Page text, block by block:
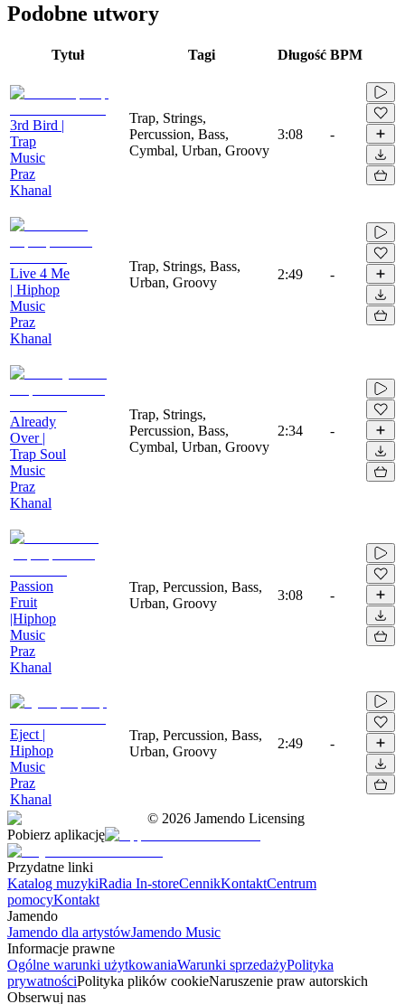
Podobne utwory
Tytuł Tagi Długość BPM
3rd Bird |
Trap
Music
Praz
Khanal
Trap, Strings,
Percussion, Bass,
Cymbal, Urban, Groovy
3:08 -
Live 4 Me
| Hiphop
Music
Praz
Khanal
Trap, Strings, Bass,
Urban, Groovy
2:49 -
Already
Over |
Trap Soul
Music
Praz
Khanal
Trap, Strings,
Percussion, Bass,
Cymbal, Urban, Groovy
2:34 -
Passion
Fruit
|Hiphop
Music
Praz
Khanal
Trap, Percussion, Bass,
Urban, Groovy
3:08 -
Eject |
Hiphop
Music
Praz
Khanal
Trap, Percussion, Bass,
Urban, Groovy
2:49 -
© 2026 Jamendo Licensing
Pobierz aplikację
Przydatne linki
Katalog muzykiRadia In-storeCennikKontaktCentrum
pomocyKontakt
Jamendo
Jamendo dla artystówJamendo Music
Informacje prawne
Ogólne warunki użytkowaniaWarunki sprzedażyPolityka
prywatnościPolityka plików cookieNaruszenie praw autorskich
Obserwuj nas